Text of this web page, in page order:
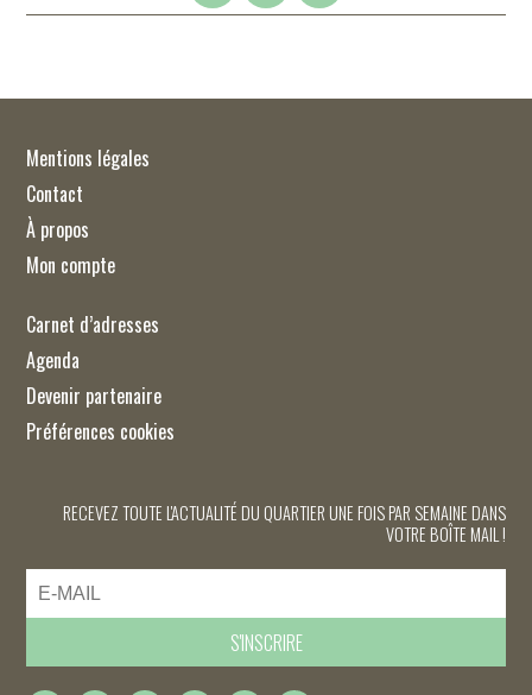
Mentions légales
Contact
À propos
Mon compte
Carnet d’adresses
Agenda
Devenir partenaire
Préférences cookies
RECEVEZ TOUTE L'ACTUALITÉ DU QUARTIER UNE FOIS PAR SEMAINE DANS
VOTRE BOÎTE MAIL !